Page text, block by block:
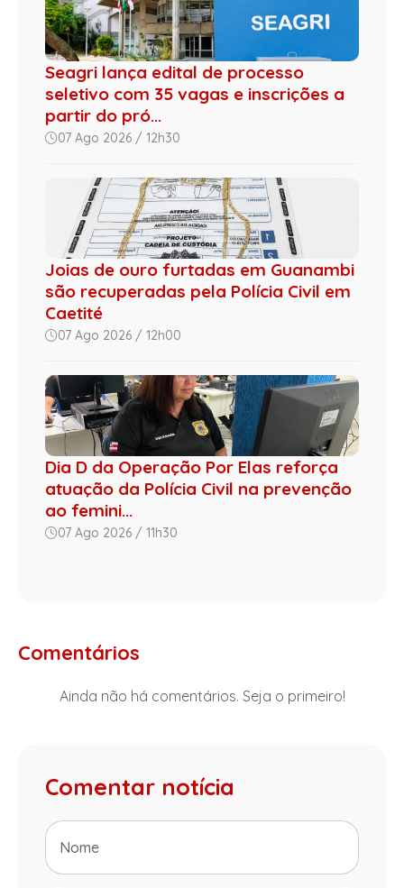
Seagri lança edital de processo
seletivo com 35 vagas e inscrições a
partir do pró...
07 Ago 2026 / 12h30
Joias de ouro furtadas em Guanambi
são recuperadas pela Polícia Civil em
Caetité
07 Ago 2026 / 12h00
Dia D da Operação Por Elas reforça
atuação da Polícia Civil na prevenção
ao femini...
07 Ago 2026 / 11h30
Comentários
Ainda não há comentários. Seja o primeiro!
Comentar notícia